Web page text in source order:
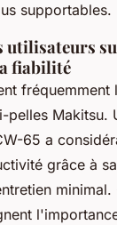
supportables.
utilisateurs
fiabilité
pelles Makitsu.
65 a
grâce à
minimal.